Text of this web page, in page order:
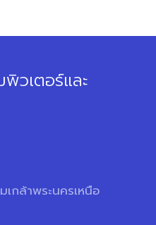
วเตอร์และ
เกล้าพระนครเหนือ